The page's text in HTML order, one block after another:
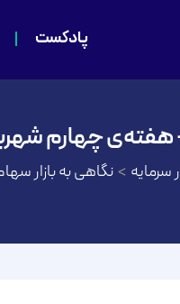
پادکست
چهارم شهریور
سرمایه
نگاهی به بازار